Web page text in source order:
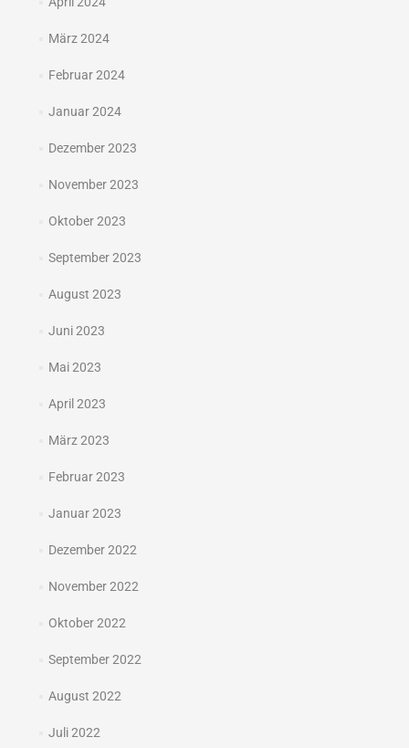
März 2024
Februar 2024
Januar 2024
Dezember 2023
November 2023
Oktober 2023
September 2023
August 2023
Juni 2023
Mai 2023
April 2023
März 2023
Februar 2023
Januar 2023
Dezember 2022
November 2022
Oktober 2022
September 2022
August 2022
Juli 2022